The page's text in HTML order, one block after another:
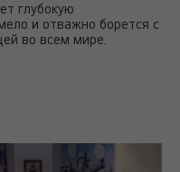
глубокую
и отважно борется с
во всем мире.